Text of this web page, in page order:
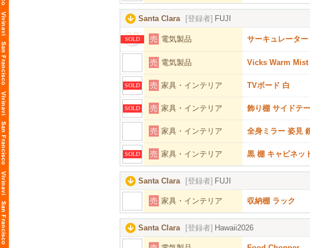
Santa Clara [登録者] FUJI
SOLD 売 電気製品 サーキュレータ
売 電気製品 Vicks Warm Mist
SOLD 売 家具・インテリア TVボード 白
SOLD 売 家具・インテリア 飾り棚 サイドテ
売 家具・インテリア 全身ミラー 姿見
SOLD 売 家具・インテリア 黒 棚 キャビネッ
Santa Clara [登録者] FUJI
売 家具・インテリア 収納棚 ラック
Santa Clara [登録者] Hawaii2026